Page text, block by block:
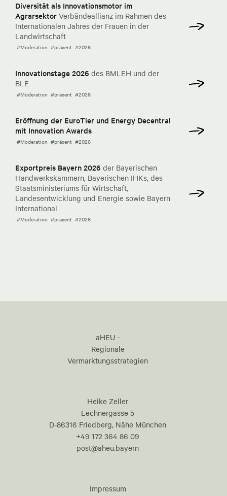
Diversität als Innovationsmotor im
Agrarsektor Verbändeallianz im Rahmen des
Internationalen Jahres der Frauen in der
Landwirtschaft
#Moderation #präsent #2026
Innovationstage 2026 des BMLEH und der
BLE
#Moderation #präsent #2026
Eröffnung der EuroTier und Energy Decentral
mit Innovation Awards
#Moderation #präsent #2026
Exportpreis Bayern 2026 der Bayerischen
Handwerkskammern, Bayerischen IHKs, des
Staatsministeriums für Wirtschaft,
Landesentwicklung und Energie sowie Bayern
International
#Moderation #präsent #2026
aHEU -
Regionale
Vermarktungsstrategien
Heike Zeller
Lechnergasse 5
D-86316 Friedberg, Nähe München
+49 172 364 86 09
post@aheu.bayern
Impressum